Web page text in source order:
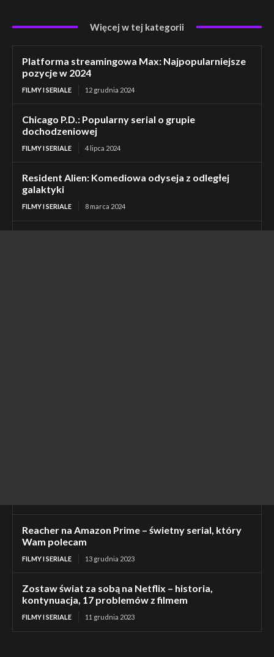
Więcej w tej kategorii
Platforma streamingowa Max: Najpopularniejsze
pozycje w 2024
FILMY I SERIALE 12 grudnia 2024
Chicago P.D.: Popularny serial o grupie
dochodzeniowej
FILMY I SERIALE 4 lipca 2024
Resident Alien: Komediowa odyseja z odległej
galaktyki
FILMY I SERIALE 8 marca 2024
Reacher na Amazon Prime – świetny serial, który
Wam polecam
FILMY I SERIALE 13 grudnia 2023
Zostaw świat za sobą na Netflix – historia,
kontynuacja, 17 problemów z filmem
FILMY I SERIALE 11 grudnia 2023